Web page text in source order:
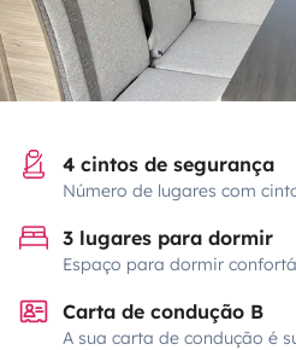
4 cintos de segurança
Número de lugares com
3 lugares para dormir
Espaço para dormir
Carta de condução B
A sua carta de condução é